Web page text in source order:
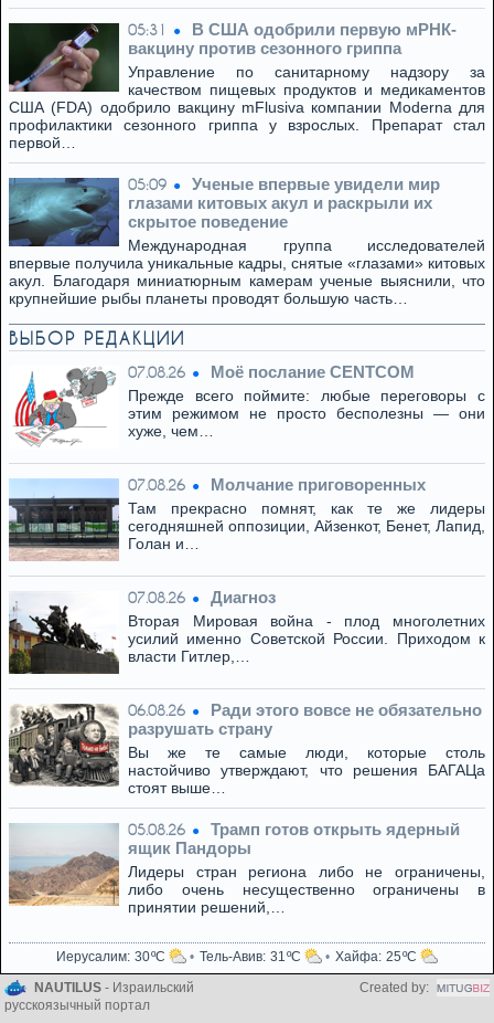
05:31
В США одобрили первую мРНК-
вакцину против сезонного гриппа
Управление по санитарному надзору за
качеством пищевых продуктов и медикаментов
США (FDA) одобрило вакцину mFlusiva компании Moderna для
профилактики сезонного гриппа у взрослых. Препарат стал
первой…
05:09
Ученые впервые увидели мир
глазами китовых акул и раскрыли их
скрытое поведение
Международная группа исследователей
впервые получила уникальные кадры, снятые «глазами» китовых
акул. Благодаря миниатюрным камерам ученые выяснили, что
крупнейшие рыбы планеты проводят большую часть…
ВЫБОР РЕДАКЦИИ
07.08.26 Моё послание CENTCOM
Прежде всего поймите: любые переговоры с
этим режимом не просто бесполезны — они
хуже, чем…
07.08.26 Молчание приговоренных
Там прекрасно помнят, как те же лидеры
сегодняшней оппозиции, Айзенкот, Бенет, Лапид,
Голан и…
07.08.26 Диагноз
Вторая Мировая война - плод многолетних
усилий именно Советской России. Приходом к
власти Гитлер,…
06.08.26
Ради этого вовсе не обязательно
разрушать страну
Вы же те самые люди, которые столь
настойчиво утверждают, что решения БАГАЦа
стоят выше…
05.08.26
Трамп готов открыть ядерный
ящик Пандоры
Лидеры стран региона либо не ограничены,
либо очень несущественно ограничены в
принятии решений,…
Иерусалим 30 Тель-Авив 31 Хайфа 25
NAUTILUS - Израильский
русскоязычный портал
Created by: